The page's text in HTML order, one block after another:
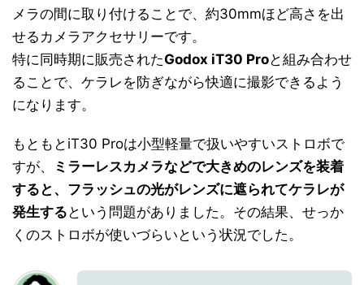
メラの間に取り付けることで、約30mmほど高さを出
せるカメラアクセサリーです。
特に同時期に販売されたGodox iT30 Proと組み合わせ
ることで、ケラレを防ぎながら快適に撮影できるよう
になります。
もともとiT30 Proは小型軽量で扱いやすいストロボで
すが、
ミラーレスカメラなどで大きめのレンズを装着
すると、フラッシュの光がレンズに遮られてケラレが
発生する という問題がありました。その結果、せっか
くのストロボが使いづらいという状況でした。